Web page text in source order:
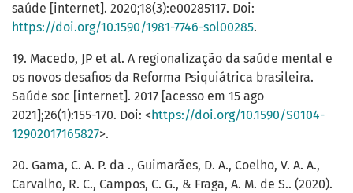
saúde [internet]. 2020;18(3):e00285117. Doi:
https://doi.org/10.1590/1981-7746-sol00285.
19. Macedo, JP et al. A regionalização da saúde mental e
os novos desafios da Reforma Psiquiátrica brasileira.
Saúde soc [internet]. 2017 [acesso em 15 ago
2021];26(1):155-170. Doi: < https://doi.org/10.1590/S0104-
12902017165827>.
20. Gama, C. A. P. da ., Guimarães, D. A., Coelho, V. A. A.,
Carvalho, R. C., Campos, C. G., & Fraga, A. M. de S.. (2020).